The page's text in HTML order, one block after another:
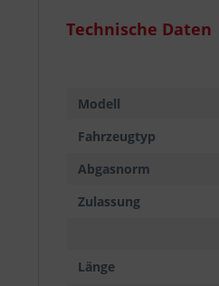
Technische Daten
Modell
Fahrzeugtyp
Abgasnorm
Zulassung
Länge